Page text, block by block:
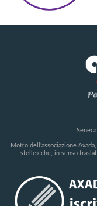
Motto dell'associazione
stelle» che, in senso